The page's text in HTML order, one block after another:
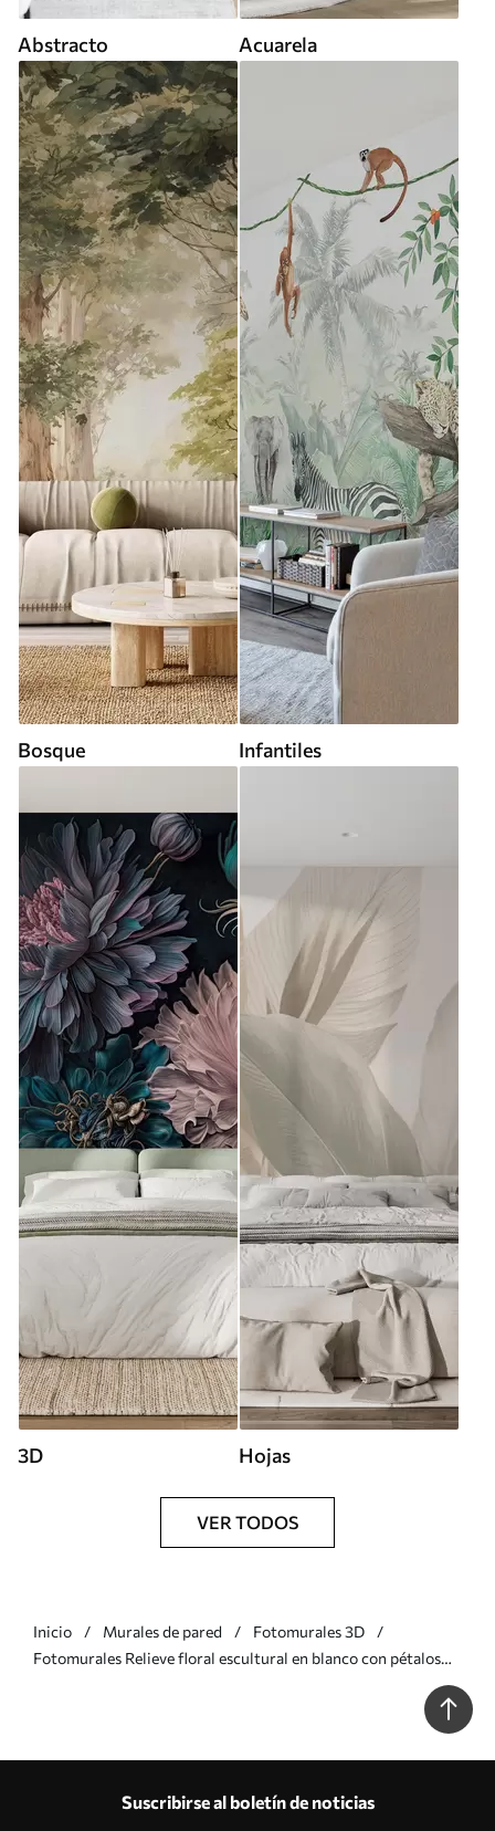
Abstracto Acuarela
Bosque Infantiles
3D Hojas
VER TODOS
Inicio Murales de pared
Fotomurales 3D
Fotomurales Relieve floral escultural en blanco con pétalos
superpuestos, un elegante adorno de pared en 3D Nr. w05604
Suscribirse al boletín de noticias